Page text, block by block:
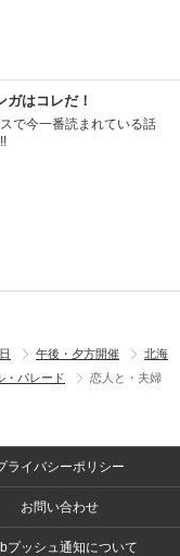
ガはコレだ！
で今一番読まれている話
午後・夕方開催
北海
・パレード
恋人と・夫婦
ライバシーポリシー
お問い合わせ
プッシュ通知について